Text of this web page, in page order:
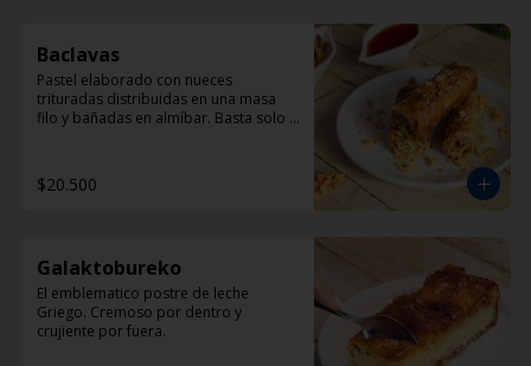
Baclavas
Pastel elaborado con nueces
trituradas distribuidas en una masa
filo y bañadas en almíbar. Basta solo
$20.500
Galaktobureko
El emblematico postre de leche
Griego. Cremoso por dentro y
crujiente por fuera.